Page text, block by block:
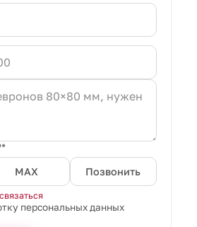
MAX Позвонить
персональных данных